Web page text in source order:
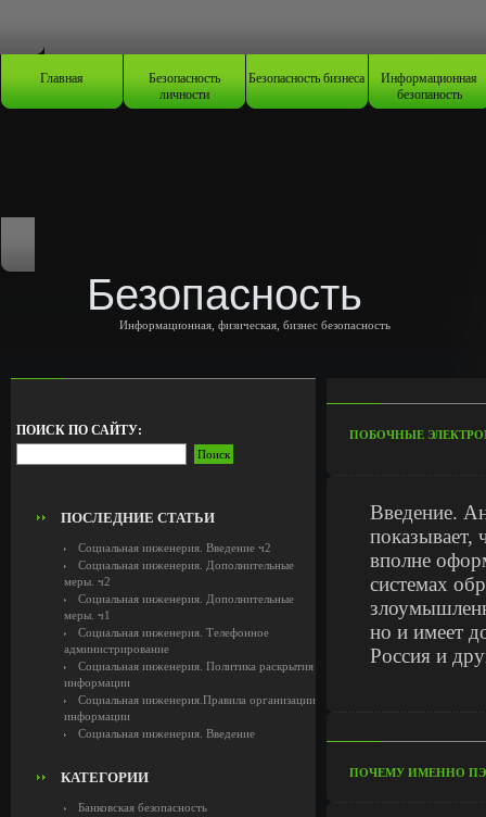
Главная Безопасность
личности
Безопасность бизнеса Информационная
безопаность
Безопасность
Информационная, физическая, бизнес безопасность
ПОИСК ПО САЙТУ:
ПОСЛЕДНИЕ СТАТЬИ
Социальная инженерия. Введение ч2
Социальная инженерия. Дополнительные
меры. ч2
Социальная инженерия. Дополнительные
меры. ч1
Социальная инженерия. Телефонное
администрирование
Социальная инженерия. Политика раскрытия
информации
Социальная инженерия.Правила организации
информации
Социальная инженерия. Введение
КАТЕГОРИИ
Банковская безопасность
ПОБОЧНЫЕ
Введение.
показывает,
вполне
системах
но и имеет
Россия и
ПОЧЕМУ ИМЕННО